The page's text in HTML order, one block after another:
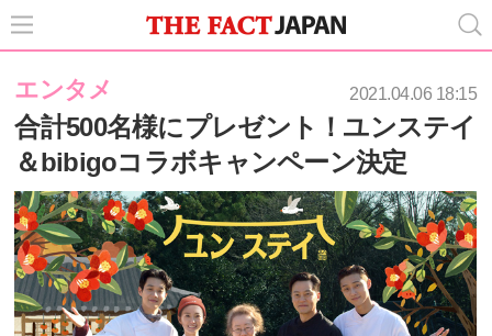
エンタメ 2021.04.06 18:15
合計500名様にプレゼント！ユンステイ
＆bibigoコラボキャンペーン決定